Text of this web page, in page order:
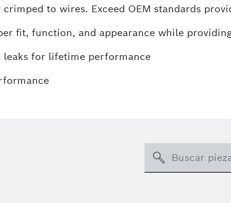
to wires. Exceed OEM standards
fit, function, and appearance while
leaks for lifetime performance
Search